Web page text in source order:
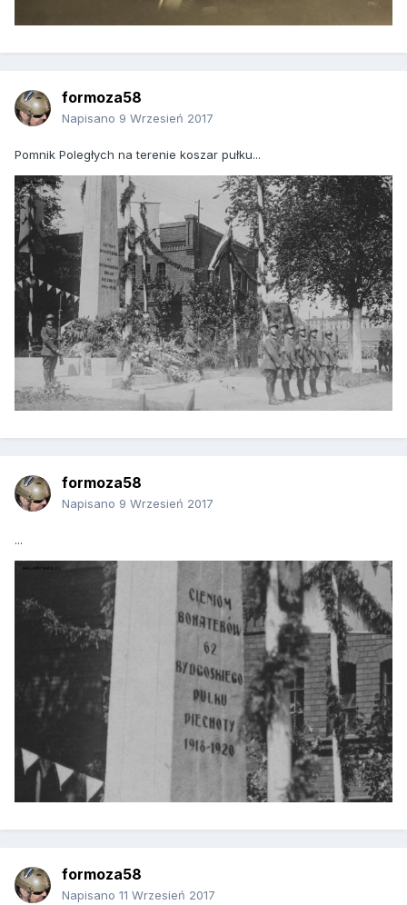
formoza58
Napisano 9 Wrzesień 2017
Pomnik Poległych na terenie koszar pułku...
formoza58
Napisano 9 Wrzesień 2017
...
formoza58
Napisano 11 Wrzesień 2017